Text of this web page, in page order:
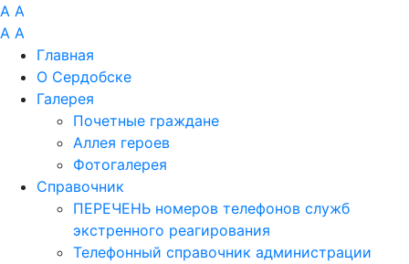
A A
A A
Главная
О Сердобске
Галерея
Почетные граждане
Аллея героев
Фотогалерея
Справочник
ПЕРЕЧЕНЬ номеров телефонов служб
экстренного реагирования
Телефонный справочник администрации